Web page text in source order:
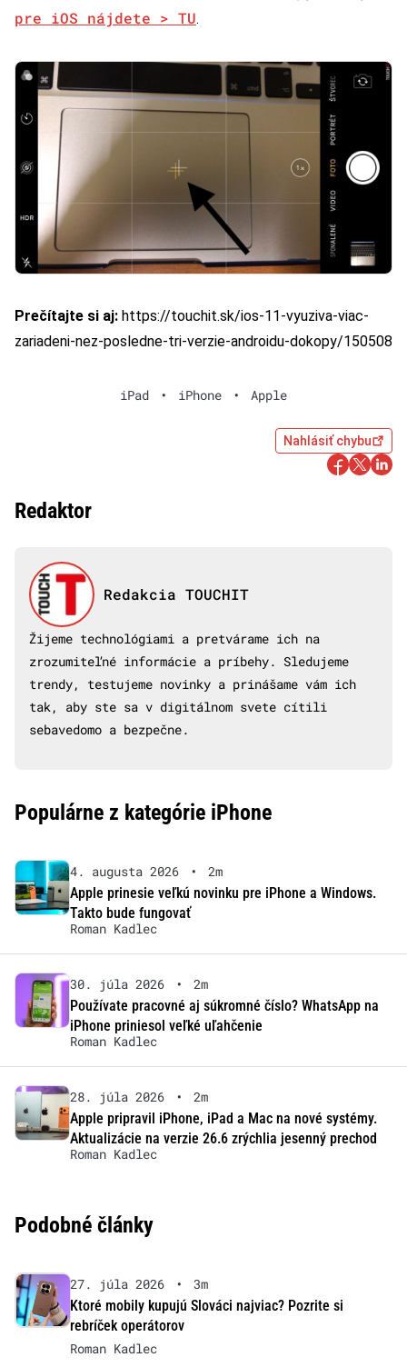
pre iOS nájdete > TU.
Prečítajte si aj: https://touchit.sk/ios-11-vyuziva-viac-
zariadeni-nez-posledne-tri-verzie-androidu-dokopy/150508
iPad • iPhone • Apple
Nahlásiť chybu
Redaktor
Redakcia TOUCHIT
Žijeme technológiami a pretvárame ich na
zrozumiteľné informácie a príbehy. Sledujeme
trendy, testujeme novinky a prinášame vám ich
tak, aby ste sa v digitálnom svete cítili
sebavedomo a bezpečne.
Populárne z kategórie iPhone
4. augusta 2026 •
2m
Apple prinesie veľkú novinku pre iPhone a Windows.
Takto bude fungovať
Roman Kadlec
30. júla 2026 •
2m
Používate pracovné aj súkromné číslo? WhatsApp na
iPhone priniesol veľké uľahčenie
Roman Kadlec
28. júla 2026 •
2m
Apple pripravil iPhone, iPad a Mac na nové systémy.
Aktualizácie na verzie 26.6 zrýchlia jesenný prechod
Roman Kadlec
Podobné články
27. júla 2026 •
3m
Ktoré mobily kupujú Slováci najviac? Pozrite si
rebríček operátorov
Roman Kadlec